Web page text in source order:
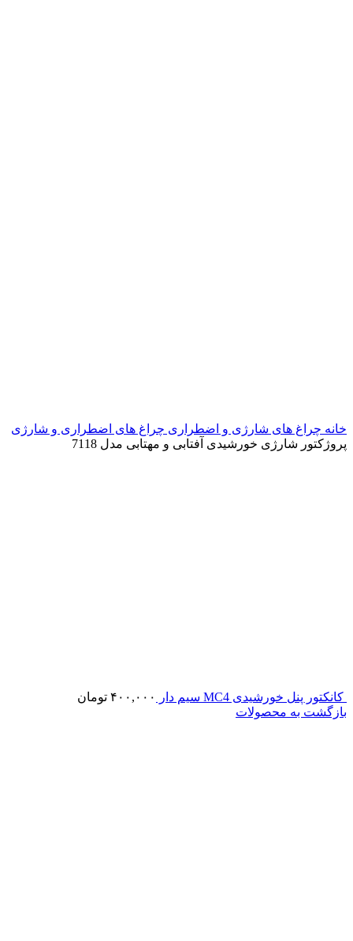
خانه چراغ های شارژی و اضطراری چراغ های اضطراری و شارژی
پروژکتور شارژی خورشیدی آفتابی و مهتابی مدل 7118
کانکتور پنل خورشیدی MC4 سیم دار ۴۰۰,۰۰۰ تومان
بازگشت به محصولات